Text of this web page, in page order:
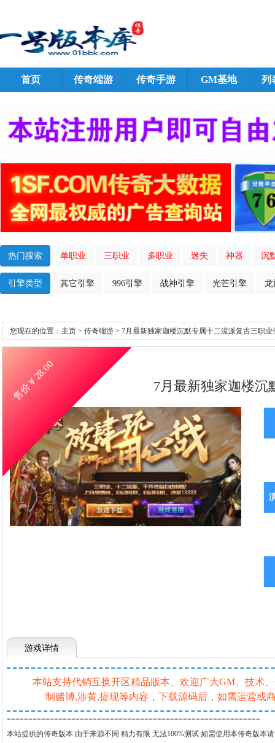
首页 传奇端游 传奇手游 GM基地 列
热门搜索 单职业 三职业 多职业 迷失 神器 沉
引擎类型 其它引擎 996引擎 战神引擎 光芒引擎 龙
您现在的位置： 主页 > 传奇端游 > 7月最新独家迦楼沉默专属十二流派复古三职
售价￥
28.00
7月最新独家迦楼沉
游戏详情
本站支持代销互换开区精品版本、欢迎广大GM、技术
制赌博,涉黄,提现等内容，下载源码后，如需运营或
===========================================================
本站提供的传奇版本 由于来源不同 精力有限 无法100%测试 如需使用本传奇版本